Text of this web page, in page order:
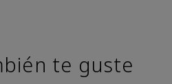
te guste